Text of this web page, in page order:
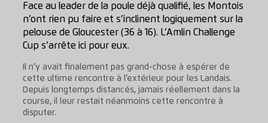
Face au leader de la poule déjà qualifié, les Montois
n’ont rien pu faire et s’inclinent logiquement sur la
pelouse de Gloucester (36 à 16). L’Amlin Challenge
Cup s’arrête ici pour eux.
Il n’y avait finalement pas grand-chose à espérer de
cette ultime rencontre à l’extérieur pour les Landais.
Depuis longtemps distancés, jamais réellement dans la
course, il leur restait néanmoins cette rencontre à
disputer.